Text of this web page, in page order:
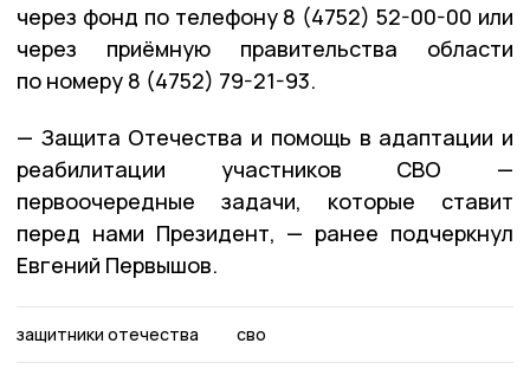
через фонд по телефону 8 (4752) 52-00-00 или
через приёмную правительства области
по номеру 8 (4752) 79-21-93.
— Защита Отечества и помощь в адаптации и
реабилитации участников СВО —
первоочередные задачи, которые ставит
перед нами Президент, — ранее подчеркнул
Евгений Первышов.
защитники отечества сво